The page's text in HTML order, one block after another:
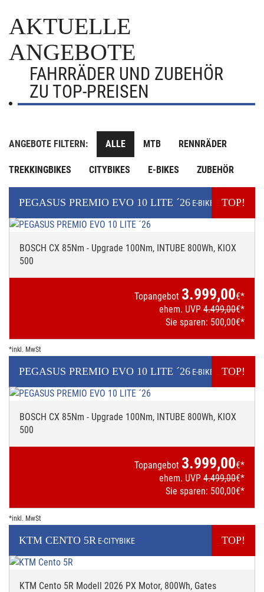
AKTUELLE
ANGEBOTE
FAHRRÄDER UND ZUBEHÖR
ZU TOP-PREISEN
ANGEBOTE FILTERN: ALLE MTB RENNRÄDER
TREKKINGBIKES CITYBIKES E-BIKES ZUBEHÖR
PEGASUS PREMIO EVO 10 LITE ´26 E-BIKE TOP!
BOSCH CX 85Nm - Upgrade 100Nm, INTUBE 800Wh, KIOX
500
Topangebot 3.999,00€*
ehem. UVP 4.499,00€*
Sie sparen: 500,00€*
*inkl. MwSt
PEGASUS PREMIO EVO 10 LITE ´26 E-BIKE TOP!
BOSCH CX 85Nm - Upgrade 100Nm, INTUBE 800Wh, KIOX
500
Topangebot 3.999,00€*
ehem. UVP 4.499,00€*
Sie sparen: 500,00€*
*inkl. MwSt
KTM CENTO 5R E-CITYBIKE TOP!
KTM Cento 5R Modell 2026 PX Motor, 800Wh, Gates